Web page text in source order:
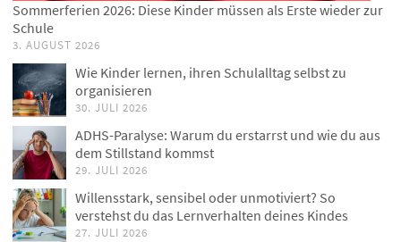
Sommerferien 2026: Diese Kinder müssen als Erste wieder zur
Schule
3. AUGUST 2026
Wie Kinder lernen, ihren Schulalltag selbst zu
organisieren
30. JULI 2026
ADHS-Paralyse: Warum du erstarrst und wie du aus
dem Stillstand kommst
29. JULI 2026
Willensstark, sensibel oder unmotiviert? So
verstehst du das Lernverhalten deines Kindes
27. JULI 2026